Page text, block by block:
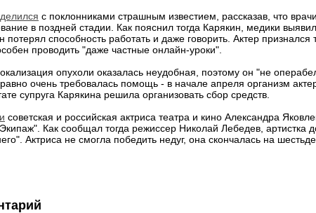
с поклонниками страшным известием, рассказав, что
в поздней стадии. Как пояснил тогда Карякин, медики
потерял способность работать и даже говорить. Актер признался
проводить "даже частные онлайн-уроки".
опухоли оказалась неудобная, поэтому он "не
очень требовалась помощь - в начале апреля организм
супруга Карякина решила организовать сбор средств.
советская и российская актриса театра и кино Александра
Как сообщал тогда режиссер Николай Лебедев, артистка
Актриса не смогла победить недуг, она скончалась на